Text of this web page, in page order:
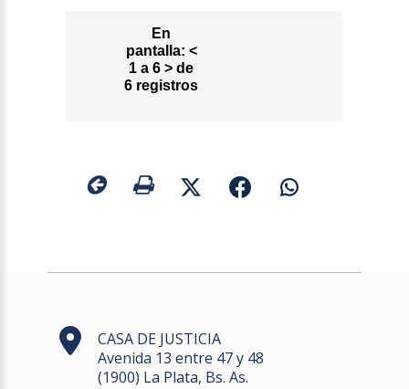
En
pantalla: <
1 a 6 > de
6 registros
CASA DE JUSTICIA
Avenida 13 entre 47 y 48
(1900) La Plata, Bs. As.